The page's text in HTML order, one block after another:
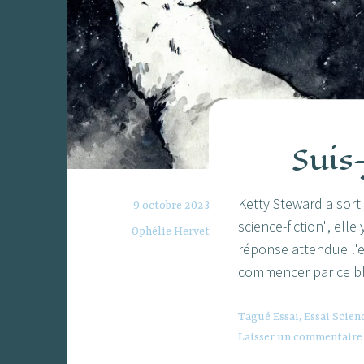
9 octobre 2023
Ophélie Hervet
Ketty Steward a
science-fiction", elle
réponse attendue
commencer par ce
Tagué Essai, Essai
Laisser un commentaire